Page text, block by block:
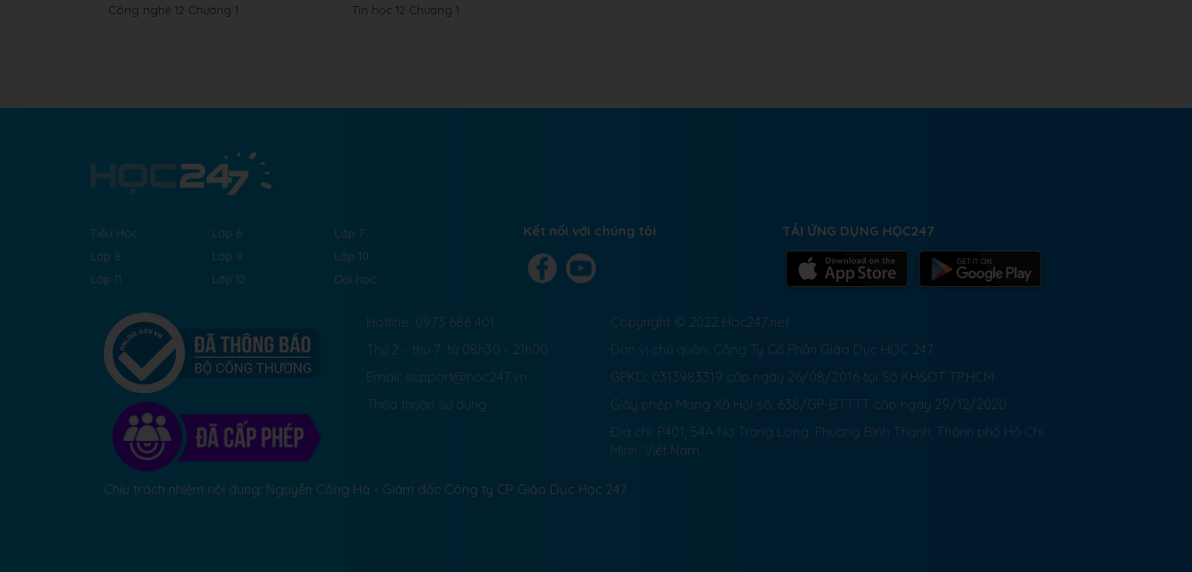
Công nghệ 12 Chương 1
Tin học 12 Chương 1
Tiểu Học Lớp 6
Lớp 7
Lớp 8
Lớp 9
Lớp 10
Lớp 11
Lớp 12 Đại học
Kết nối với chúng tôi TẢI ỨNG DỤNG HỌC247
Hotline: 0973 686 401
Thứ 2 - thứ 7: từ 08h30 - 21h00
Email: support@hoc247.vn
Thỏa thuận sử dụng
Copyright © 2022 Hoc247.net
Đơn vị chủ quản: Công Ty Cổ Phần Giáo Dục HỌC 247
GPKD: 0313983319 cấp ngày 26/08/2016 tại Sở KH&ĐT TP.HCM
Giấy phép Mạng Xã Hội số: 638/GP-BTTTT cấp ngày 29/12/2020
Địa chỉ: P401, 54A Nơ Trang Long, Phường Bình Thạnh, Thành phố Hồ Chí
Minh, Việt Nam.
Chịu trách nhiệm nội dung: Nguyễn Công Hà - Giám đốc Công ty CP Giáo Dục Học 247